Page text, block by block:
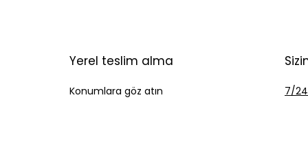
Yerel teslim alma
Konumlara göz atın 7/